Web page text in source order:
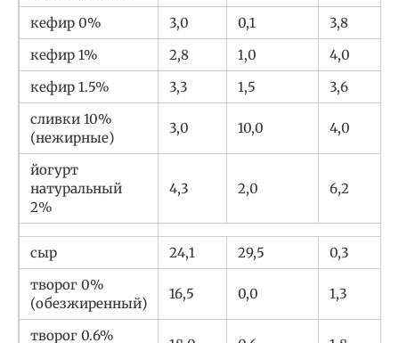
кефир 0% 3,0 0,1
3,8
кефир 1%
2,8 1,0
4,0
кефир 1.5%
3,3 1,5
3,6
сливки 10%
(нежирные)
3,0 10,0 4,0
йогурт
натуральный
2%
4,3 2,0 6,2
сыр 24,1 29,5
0,3
творог 0%
(обезжиренный)
16,5 0,0 1,3
творог 0.6%